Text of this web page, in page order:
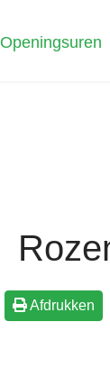
Openingsuren
Afdrukken